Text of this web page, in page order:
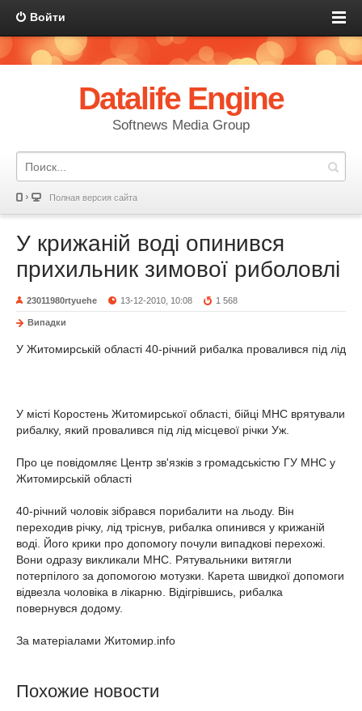
Войти
Datalife Engine
Softnews Media Group
Полная версия сайта
У крижаній воді опинився
прихильник зимової риболовлі
23011980rtyuehe 13-12-2010, 10:08 1 568
Випадки
У Житомирській області 40-річний рибалка провалився під лід
У місті Коростень Житомирської області, бійці МНС врятували
рибалку, який провалився під лід місцевої річки Уж.
Про це повідомляє Центр зв'язків з громадськістю ГУ МНС у
Житомирській області
40-річний чоловік зібрався порибалити на льоду. Він
переходив річку, лід тріснув, рибалка опинився у крижаній
воді. Його крики про допомогу почули випадкові перехожі.
Вони одразу викликали МНС. Рятувальники витягли
потерпілого за допомогою мотузки. Карета швидкої допомоги
відвезла чоловіка в лікарню. Відігрівшись, рибалка
повернувся додому.
За матеріалами Житомир.info
Похожие новости